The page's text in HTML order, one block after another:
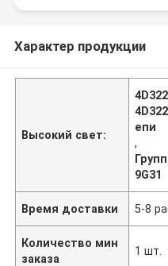
Характер продукции
Высокий свет:
епи
,
9G31
Время доставки 5-8
Количество мин
заказа
1 шт.